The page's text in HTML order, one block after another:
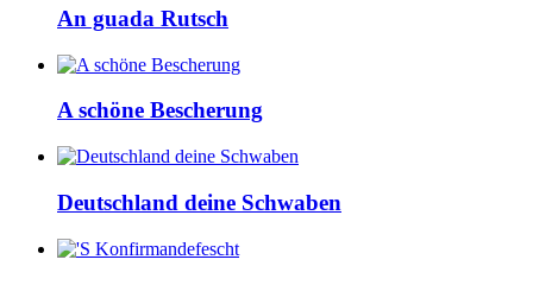
An guada Rutsch
A schöne Bescherung
Deutschland deine Schwaben